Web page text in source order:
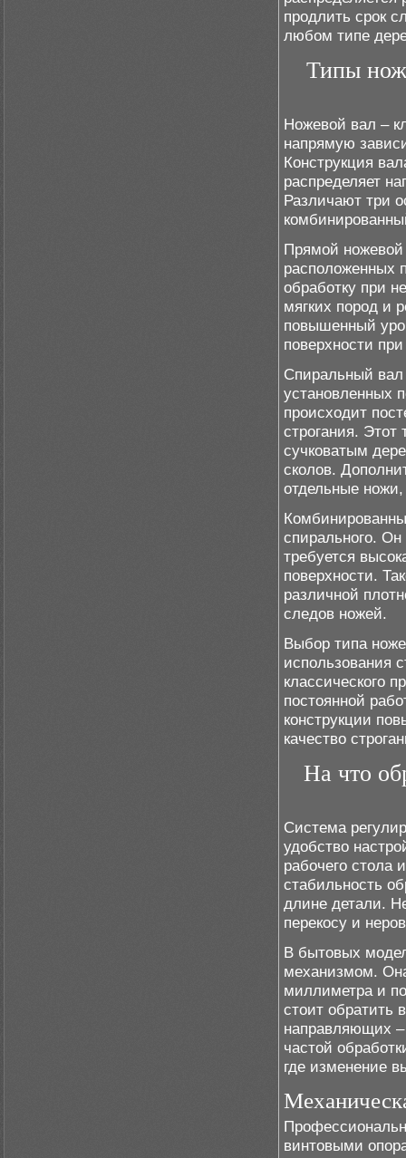
продлить срок
любом типе
Типы
Ножевой вал –
напрямую
Конструкция
распределяет
Различают три
Прямой ножевой
расположенных
обработку при
мягких пород и
повышенный
поверхности
Спиральный
установленных
происходит
строгания.
сучковатым
сколов.
отдельные
спирального. Он
требуется
поверхности.
различной
следов ножей.
Выбор типа
использования
классического
постоянной
конструкции
качество
На что
Система
удобство
рабочего стола
стабильность
длине детали.
перекосу и
В бытовых
механизмом.
миллиметра и
стоит обратить
направляющих –
частой
где изменение
винтовыми